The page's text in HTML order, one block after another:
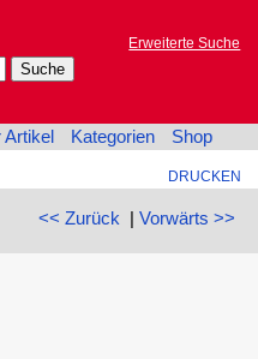
Erweiterte Suche
Artikel Kategorien Shop
DRUCKEN
<< Zurück | Vorwärts >>